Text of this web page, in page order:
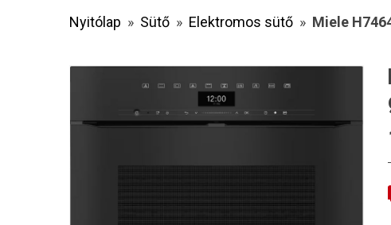
Nyitólap » Sütő » Elektromos sütő » Miele